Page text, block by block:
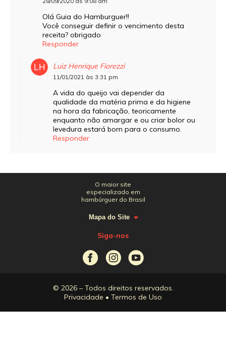
Olá Guia do Hamburguer!!
Você conseguir definir o vencimento desta
receita? obrigado
Responder
Luiz Henrique Fiorezzi
11/01/2021 às 3:31 pm
A vida do queijo vai depender da
qualidade da matéria prima e da higiene
na hora da fabricação, teoricamente
enquanto não amargar e ou criar bolor ou
levedura estará bom para o consumo.
Responder
O maior site
especializado em
hambúrguer do Brasil
Mapa do Site
Siga-nos
© 2026 – Todos direitos reservados.
Privacidade • Termos de Uso